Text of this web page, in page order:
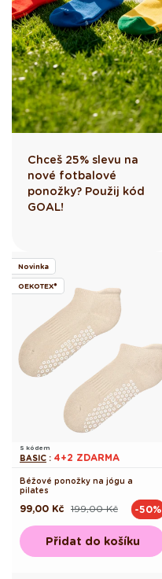
Chceš 25% slevu na
nové fotbalové
ponožky? Použij kód
GOAL!
Novinka
OEKOTEX®
S kódem
BASIC : 4+2 ZDARMA
Béžové ponožky na jógu a
pilates
Běžná
199,00 Kč
Výprodejová
99,00 Kč -50%
Přidat do košíku